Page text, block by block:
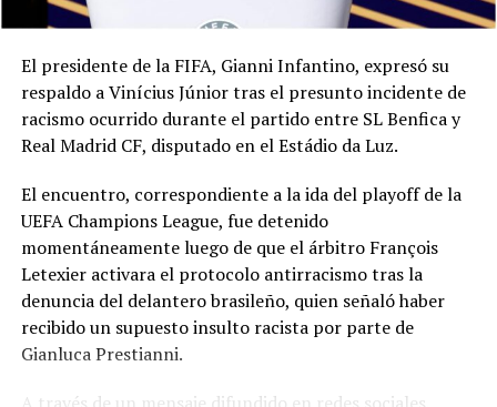
El presidente de la FIFA, Gianni Infantino, expresó su
respaldo a Vinícius Júnior tras el presunto incidente de
racismo ocurrido durante el partido entre SL Benfica y
Real Madrid CF, disputado en el Estádio da Luz.
El encuentro, correspondiente a la ida del playoff de la
UEFA Champions League, fue detenido
momentáneamente luego de que el árbitro François
Letexier activara el protocolo antirracismo tras la
denuncia del delantero brasileño, quien señaló haber
recibido un supuesto insulto racista por parte de
Gianluca Prestianni.